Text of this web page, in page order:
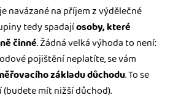
navázané na příjem z výdělečné
tedy spadajíosoby, které
činné. Žádná velká výhoda to není:
pojištění neplatíte, se vám
základu důchodu. To se
mít nižší důchod).